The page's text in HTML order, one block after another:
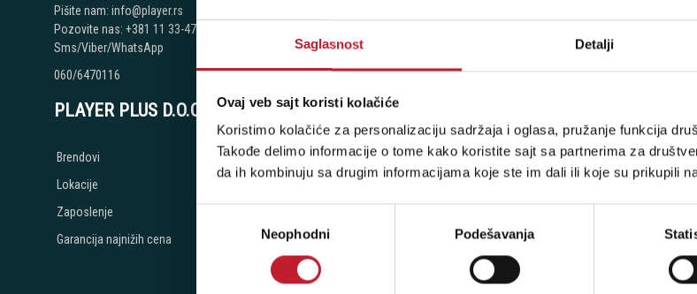
Saglasnost Detalji
Ovaj veb sajt koristi kolačiće
Koristimo kolačiće za personalizaciju sadržaja i oglasa, pružanje funkcija
Takođe delimo informacije o tome kako koristite sajt sa partnerima za
da ih kombinuju sa drugim informacijama koje ste im dali ili koje su prikupili
сагласностиNeophodni Podešavanja
Pišite nam: info@player.rs
Pozovite nas: +381 11 33-47-615
Sms/Viber/WhatsApp
060/6470116
+381 11 2688 067
+381 11 2688 068
PLAYER PLUS D.O.O.
Brendovi
Lokacije
Zaposlenje
Garancija najnižih cena